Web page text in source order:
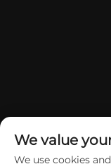
We value
We use cookies